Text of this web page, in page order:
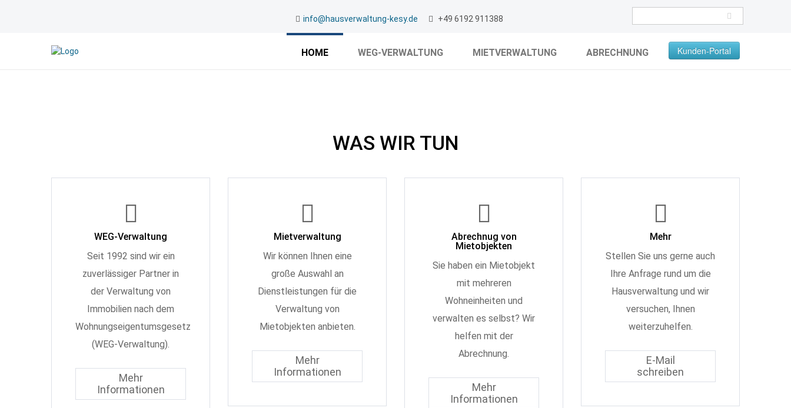
info@hausverwaltung-kesy.de +49 6192 911388
HOME WEG-VERWALTUNG MIETVERWALTUNG ABRECHNUNG Kunden-Portal
WAS WIR TUN
WEG-Verwaltung
Seit 1992 sind wir ein
zuverlässiger Partner in
der Verwaltung von
Immobilien nach dem
Wohnungseigentumsgesetz
(WEG-Verwaltung).
Mehr
Informationen
Mietverwaltung
Wir können Ihnen eine
große Auswahl an
Dienstleistungen für die
Verwaltung von
Mietobjekten anbieten.
Mehr
Informationen
Abrechnug von
Mietobjekten
Sie haben ein Mietobjekt
mit mehreren
Wohneinheiten und
verwalten es selbst? Wir
helfen mit der
Abrechnung.
Mehr
Informationen
Mehr
Stellen Sie uns gerne auch
Ihre Anfrage rund um die
Hausverwaltung und wir
versuchen, Ihnen
weiterzuhelfen.
E-Mail
schreiben